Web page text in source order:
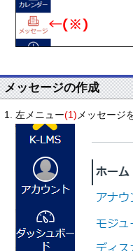
メッセージの作成
左メニュー(1) メッセージ